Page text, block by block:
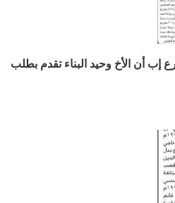
إب أن الأخ وحيد البناء تقدم بطلب